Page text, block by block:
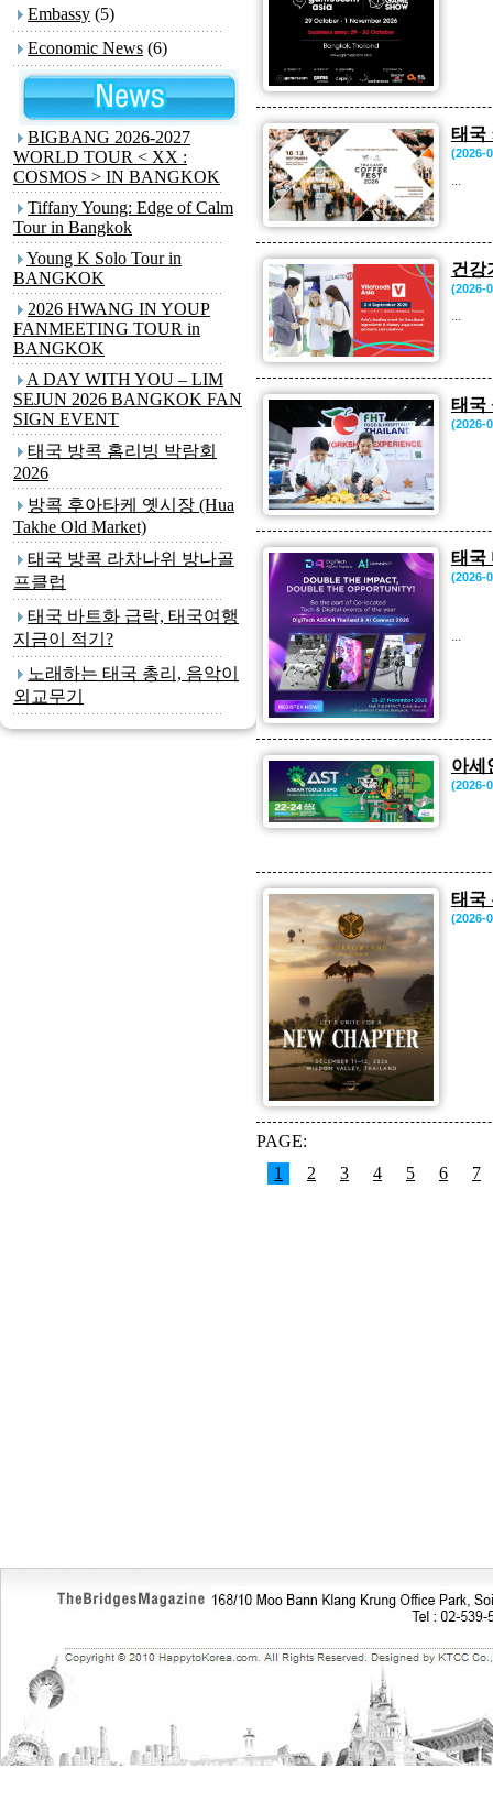
Embassy (5)
Economic News (6)
BIGBANG 2026-2027
WORLD TOUR < XX :
COSMOS > IN BANGKOK
Tiffany Young: Edge of Calm
Tour in Bangkok
Young K Solo Tourin
BANGKOK
2026 HWANG IN YOUP
FANMEETING TOUR in
BANGKOK
A DAY WITH YOU – LIM
SEJUN 2026 BANGKOK FAN
SIGN EVENT
태국 방콕 홈리빙 박람회
2026
방콕 후아타케 옛시장 (Hua
Takhe Old Market)
태국 방콕 라차나위 방나골
프클럽
태국 바트화 급락, 태국여행
지금이 적기?
노래하는 태국 총리, 음악이
외교무기
태국
(2026-
...
건강
(2026-
...
태국
(2026-
태국
(2026-
...
아세
(2026-
태국
(2026-
PAGE:
1
2 3 4 5 6 7